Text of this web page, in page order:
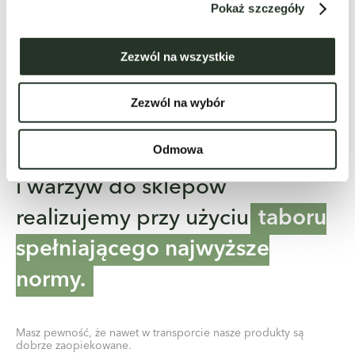
Pokaż szczegóły
Zezwól na wszystkie
Zezwól na wybór
Odmowa
Transport naszych owoców
i warzyw do sklepów
realizujemy przy użyciu taboru
spełniającego najwyższe
normy.
Masz pewność, że nawet w transporcie nasze produkty są
dobrze zaopiekowane.